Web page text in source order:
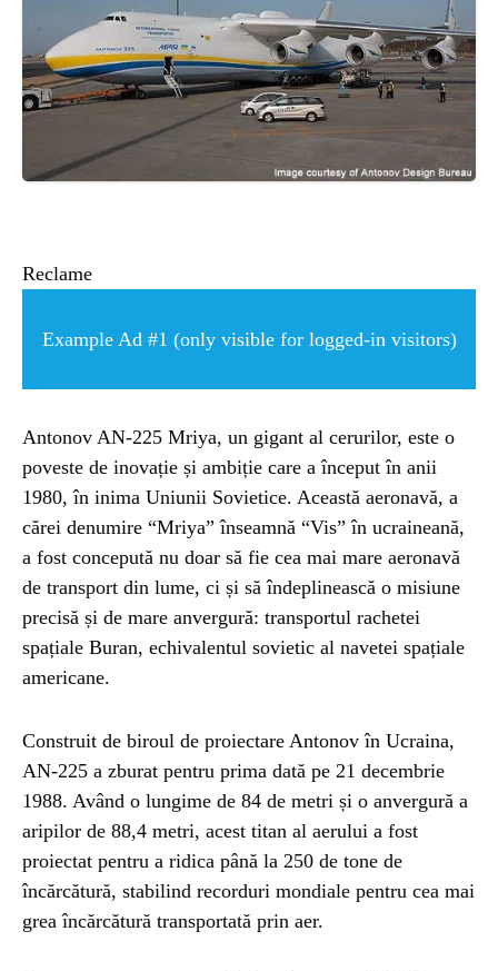
Reclame
Example Ad #1 (only visible for logged-in visitors)
Antonov AN-225 Mriya, un gigant al cerurilor, este o
poveste de inovație și ambiție care a început în anii
1980, în inima Uniunii Sovietice. Această aeronavă, a
cărei denumire “Mriya” înseamnă “Vis” în ucraineană,
a fost concepută nu doar să fie cea mai mare aeronavă
de transport din lume, ci și să îndeplinească o misiune
precisă și de mare anvergură: transportul rachetei
spațiale Buran, echivalentul sovietic al navetei spațiale
americane.
Construit de biroul de proiectare Antonov în Ucraina,
AN-225 a zburat pentru prima dată pe 21 decembrie
1988. Având o lungime de 84 de metri și o anvergură a
aripilor de 88,4 metri, acest titan al aerului a fost
proiectat pentru a ridica până la 250 de tone de
încărcătură, stabilind recorduri mondiale pentru cea mai
grea încărcătură transportată prin aer.
ISTORIE
NATURĂ
STIRI
ȘTIINȚA
ANIMALE
OAMENI
INSTALEAZ
A
APLICATIA
POPULAR
UNCATEGORIZED 1 year ago
Barajul Trei Defileuri a Încetinit Rotația
Pământului: Mit sau Realitate?